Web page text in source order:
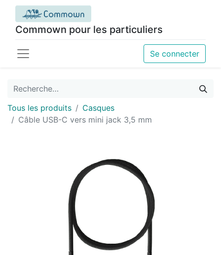
Commown pour les particuliers
Se connecter
Tous les produits
Casques
Câble USB-C vers mini jack 3,5 mm